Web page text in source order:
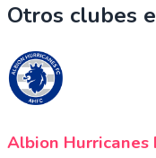
Otros clubes
Albion Hurricanes